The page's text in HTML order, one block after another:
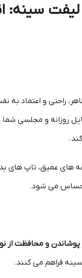
سینه:
راحتی و اعتماد به
و مجلسی شما
های عمیق، تاپ های
احساس می شود.
پوشاندن و محافظت از
فراهم می کنند.